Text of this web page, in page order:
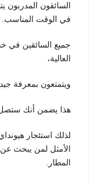
السائقون المدربون
في الوقت المناسب.
جميع السائقين في
العالية،
ويتمتعون بمعرفة
هذا يضمن أنك
الأمثل لمن يبحث عن
المطار.